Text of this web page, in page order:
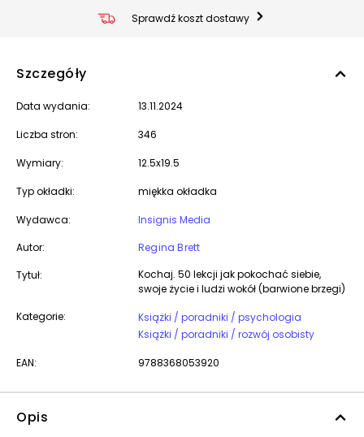
Sprawdź koszt dostawy
Szczegóły
Data wydania: 13.11.2024
Liczba stron: 346
Wymiary: 12.5x19.5
Typ okładki: miękka okładka
Wydawca:
Insignis Media
Autor:
Regina Brett
Tytuł:
Kochaj. 50 lekcji jak pokochać siebie,
swoje życie i ludzi wokół (barwione brzegi)
Kategorie:
Książki / poradniki / psychologia
Książki / poradniki / rozwój osobisty
EAN: 9788368053920
Opis